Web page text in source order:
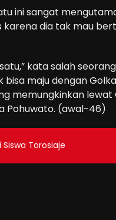
ini sangat
karena dia tak mau
kata salah
maju dengan
memungkinkan lewat
Pohuwato. (awal-46)
Torosiaje